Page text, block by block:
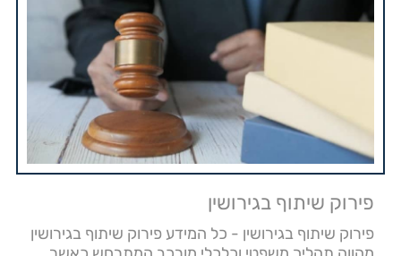
פירוק שיתוף בגירושין
פירוק שיתוף בגירושין - כל המידע פירוק שיתוף בגירושין